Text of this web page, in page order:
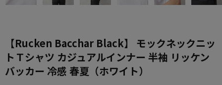
【Rucken Bacchar Black】 モックネックニッ
トＴシャツ カジュアルインナー 半袖 リッケン
バッカー 冷感 春夏（ホワイト）